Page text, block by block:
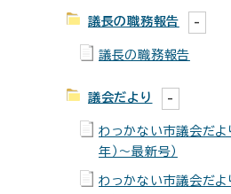
議長の職務報告
議長の職務報告
議会だより
わっかない市議会だ
年）～最新号）
わっかない市議会だよ